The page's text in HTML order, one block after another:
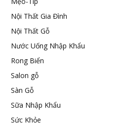
Nội Thất Gia Đình
Nội Thất Gỗ
Nước Uống Nhập Khẩu
Rong Biển
Salon gỗ
Sàn Gỗ
Sữa Nhập Khẩu
Sức Khỏe